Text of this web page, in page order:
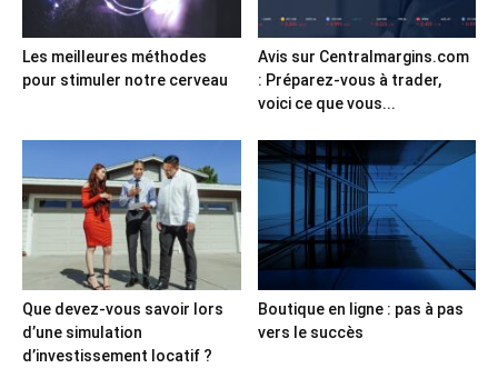
Les meilleures méthodes
pour stimuler notre cerveau
Avis sur Centralmargins.com
: Préparez-vous à trader,
voici ce que vous...
Que devez-vous savoir lors
d’une simulation
d’investissement locatif ?
Boutique en ligne : pas à pas
vers le succès